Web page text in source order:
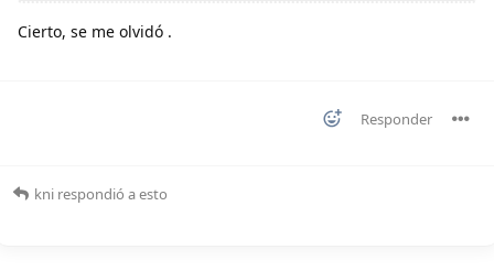
Cierto, se me olvidó .
Responder
kni respondió a esto